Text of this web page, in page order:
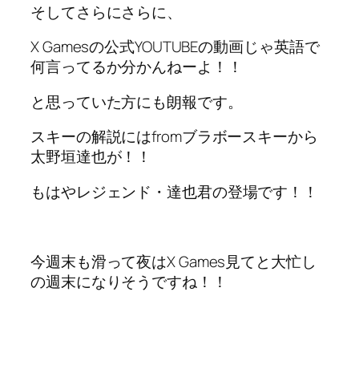
そしてさらにさらに、
X Gamesの公式YOUTUBEの動画じゃ英語で
何言ってるか分かんねーよ！！
と思っていた方にも朗報です。
スキーの解説にはfromブラボースキーから
太野垣達也が！！
もはやレジェンド・達也君の登場です！！
今週末も滑って夜はX Games見てと大忙し
の週末になりそうですね！！